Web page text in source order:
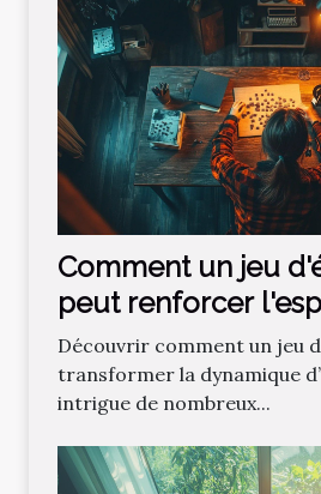
Comment un jeu
peut renforcer
?
Découvrir comment un jeu
transformer la dynamique
intrigue de nombreux...